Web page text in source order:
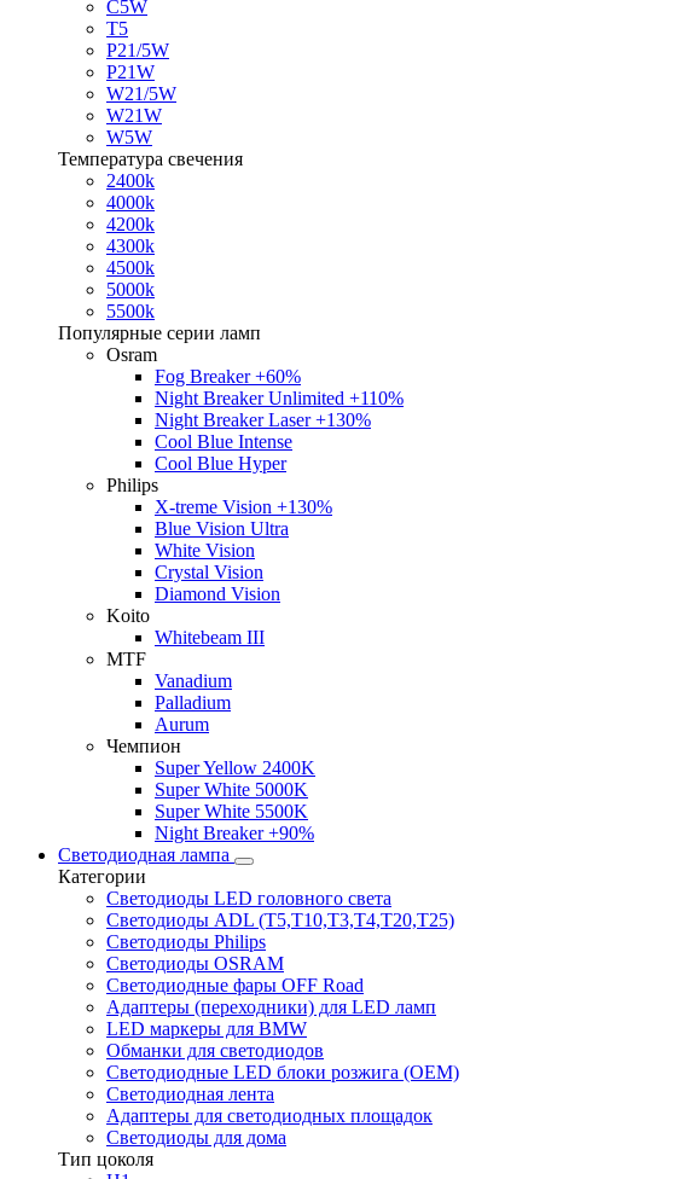
C5W
T5
P21/5W
P21W
W21/5W
W21W
W5W
Температура свечения
2400k
4000k
4200k
4300k
4500k
5000k
5500k
Популярные серии ламп
Osram
Fog Breaker +60%
Night Breaker Unlimited +110%
Night Breaker Laser +130%
Cool Blue Intense
Cool Blue Hyper
Philips
X-treme Vision +130%
Blue Vision Ultra
White Vision
Crystal Vision
Diamond Vision
Koito
Whitebeam III
MTF
Vanadium
Palladium
Aurum
Чемпион
Super Yellow 2400K
Super White 5000K
Super White 5500K
Night Breaker +90%
Светодиодная лампа
Категории
Светодиоды LED головного света
Светодиоды ADL (T5,T10,T3,T4,T20,T25)
Светодиоды Philips
Светодиоды OSRAM
Светодиодные фары OFF Road
Адаптеры (переходники) для LED ламп
LED маркеры для BMW
Обманки для светодиодов
Светодиодные LED блоки розжига (OEM)
Светодиодная лента
Адаптеры для светодиодных площадок
Светодиоды для дома
Тип цоколя